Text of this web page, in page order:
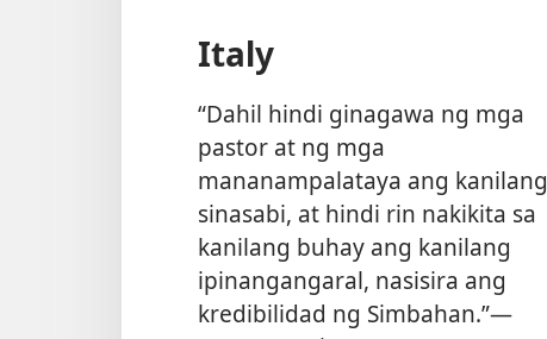
Italy
“Dahil hindi ginagawa ng mga
pastor at ng mga
mananampalataya ang kanilang
sinasabi, at hindi rin nakikita sa
kanilang buhay ang kanilang
ipinangangaral, nasisira ang
kredibilidad ng Simbahan.”—